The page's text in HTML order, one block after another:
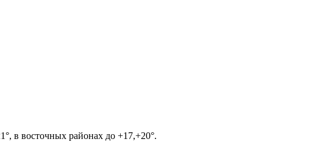
в восточных районах до +17,+20°.